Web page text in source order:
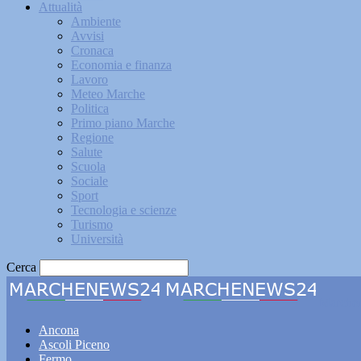
Attualità
Ambiente
Avvisi
Cronaca
Economia e finanza
Lavoro
Meteo Marche
Politica
Primo piano Marche
Regione
Salute
Scuola
Sociale
Sport
Tecnologia e scienze
Turismo
Università
Cerca
Ancona
Ascoli Piceno